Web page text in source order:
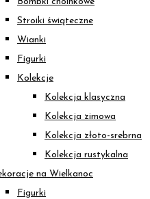
Stroiki świąteczne
Wianki
Figurki
Kolekcje
Kolekcja klasyczna
Kolekcja zimowa
Kolekcja złoto-srebrna
Kolekcja rustykalna
na Wielkanoc
Figurki